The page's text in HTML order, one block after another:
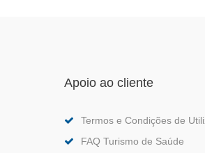
Apoio ao cliente
Termos e Condições de
FAQ Turismo de Saúde